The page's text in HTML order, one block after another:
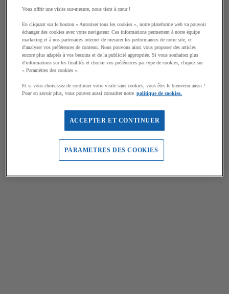
Vous offrir une visite sur-mesure, nous tient à cœur !
En cliquant sur le bouton « Autoriser tous les cookies », notre plateforme web va pouvoir
échanger des cookies avec votre navigateur. Ces informations permettent à notre équipe
marketing et à nos partenaires internet de mesurer les performances de notre site, et
d'analyser vos préférences de contenu. Nous pouvons ainsi vous proposer des articles
encore plus adaptés à vos besoins et de la publicité appropriée. Si vous souhaitez plus
d'informations sur les finalités et choisir vos préférences par type de cookies, cliquez sur
« Paramètres des cookies ».
Et si vous choisissez de continuer votre visite sans cookies, vous êtes le bienvenu aussi !
Pour en savoir plus, vous pouvez aussi consulter notre politique de cookies.
ACCEPTER ET CONTINUER
PARAMETRES DES COOKIES